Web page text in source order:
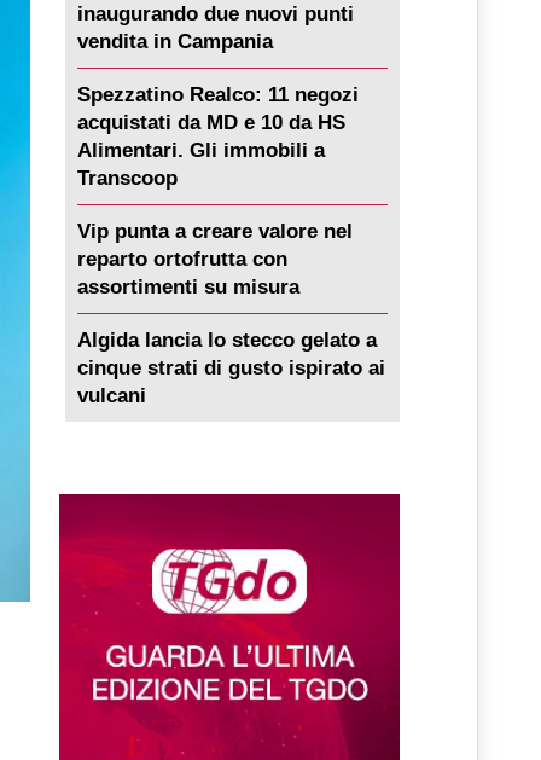
inaugurando due nuovi punti
vendita in Campania
Spezzatino Realco: 11 negozi
acquistati da MD e 10 da HS
Alimentari. Gli immobili a
Transcoop
Vip punta a creare valore nel
reparto ortofrutta con
assortimenti su misura
Algida lancia lo stecco gelato a
cinque strati di gusto ispirato ai
vulcani